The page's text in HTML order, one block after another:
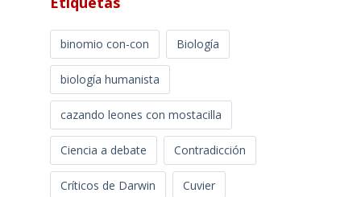
binomio con-con Biología
biología humanista
cazando leones con mostacilla
Ciencia a debate Contradicción
Críticos de Darwin Cuvier